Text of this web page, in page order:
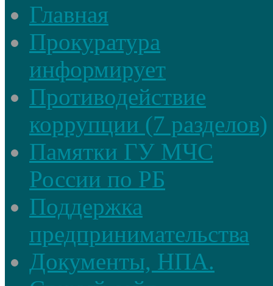
Главная
Прокуратура
информирует
Противодействие
коррупции (7 разделов)
Памятки ГУ МЧС
России по РБ
Поддержка
предпринимательства
Документы, НПА.